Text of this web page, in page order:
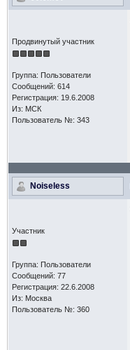
Продвинутый участник
Группа: Пользователи
Сообщений: 614
Регистрация: 19.6.2008
Из: МСК
Пользователь №: 343
Noiseless
Участник
Группа: Пользователи
Сообщений: 77
Регистрация: 22.6.2008
Из: Москва
Пользователь №: 360